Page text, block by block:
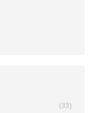
(33)